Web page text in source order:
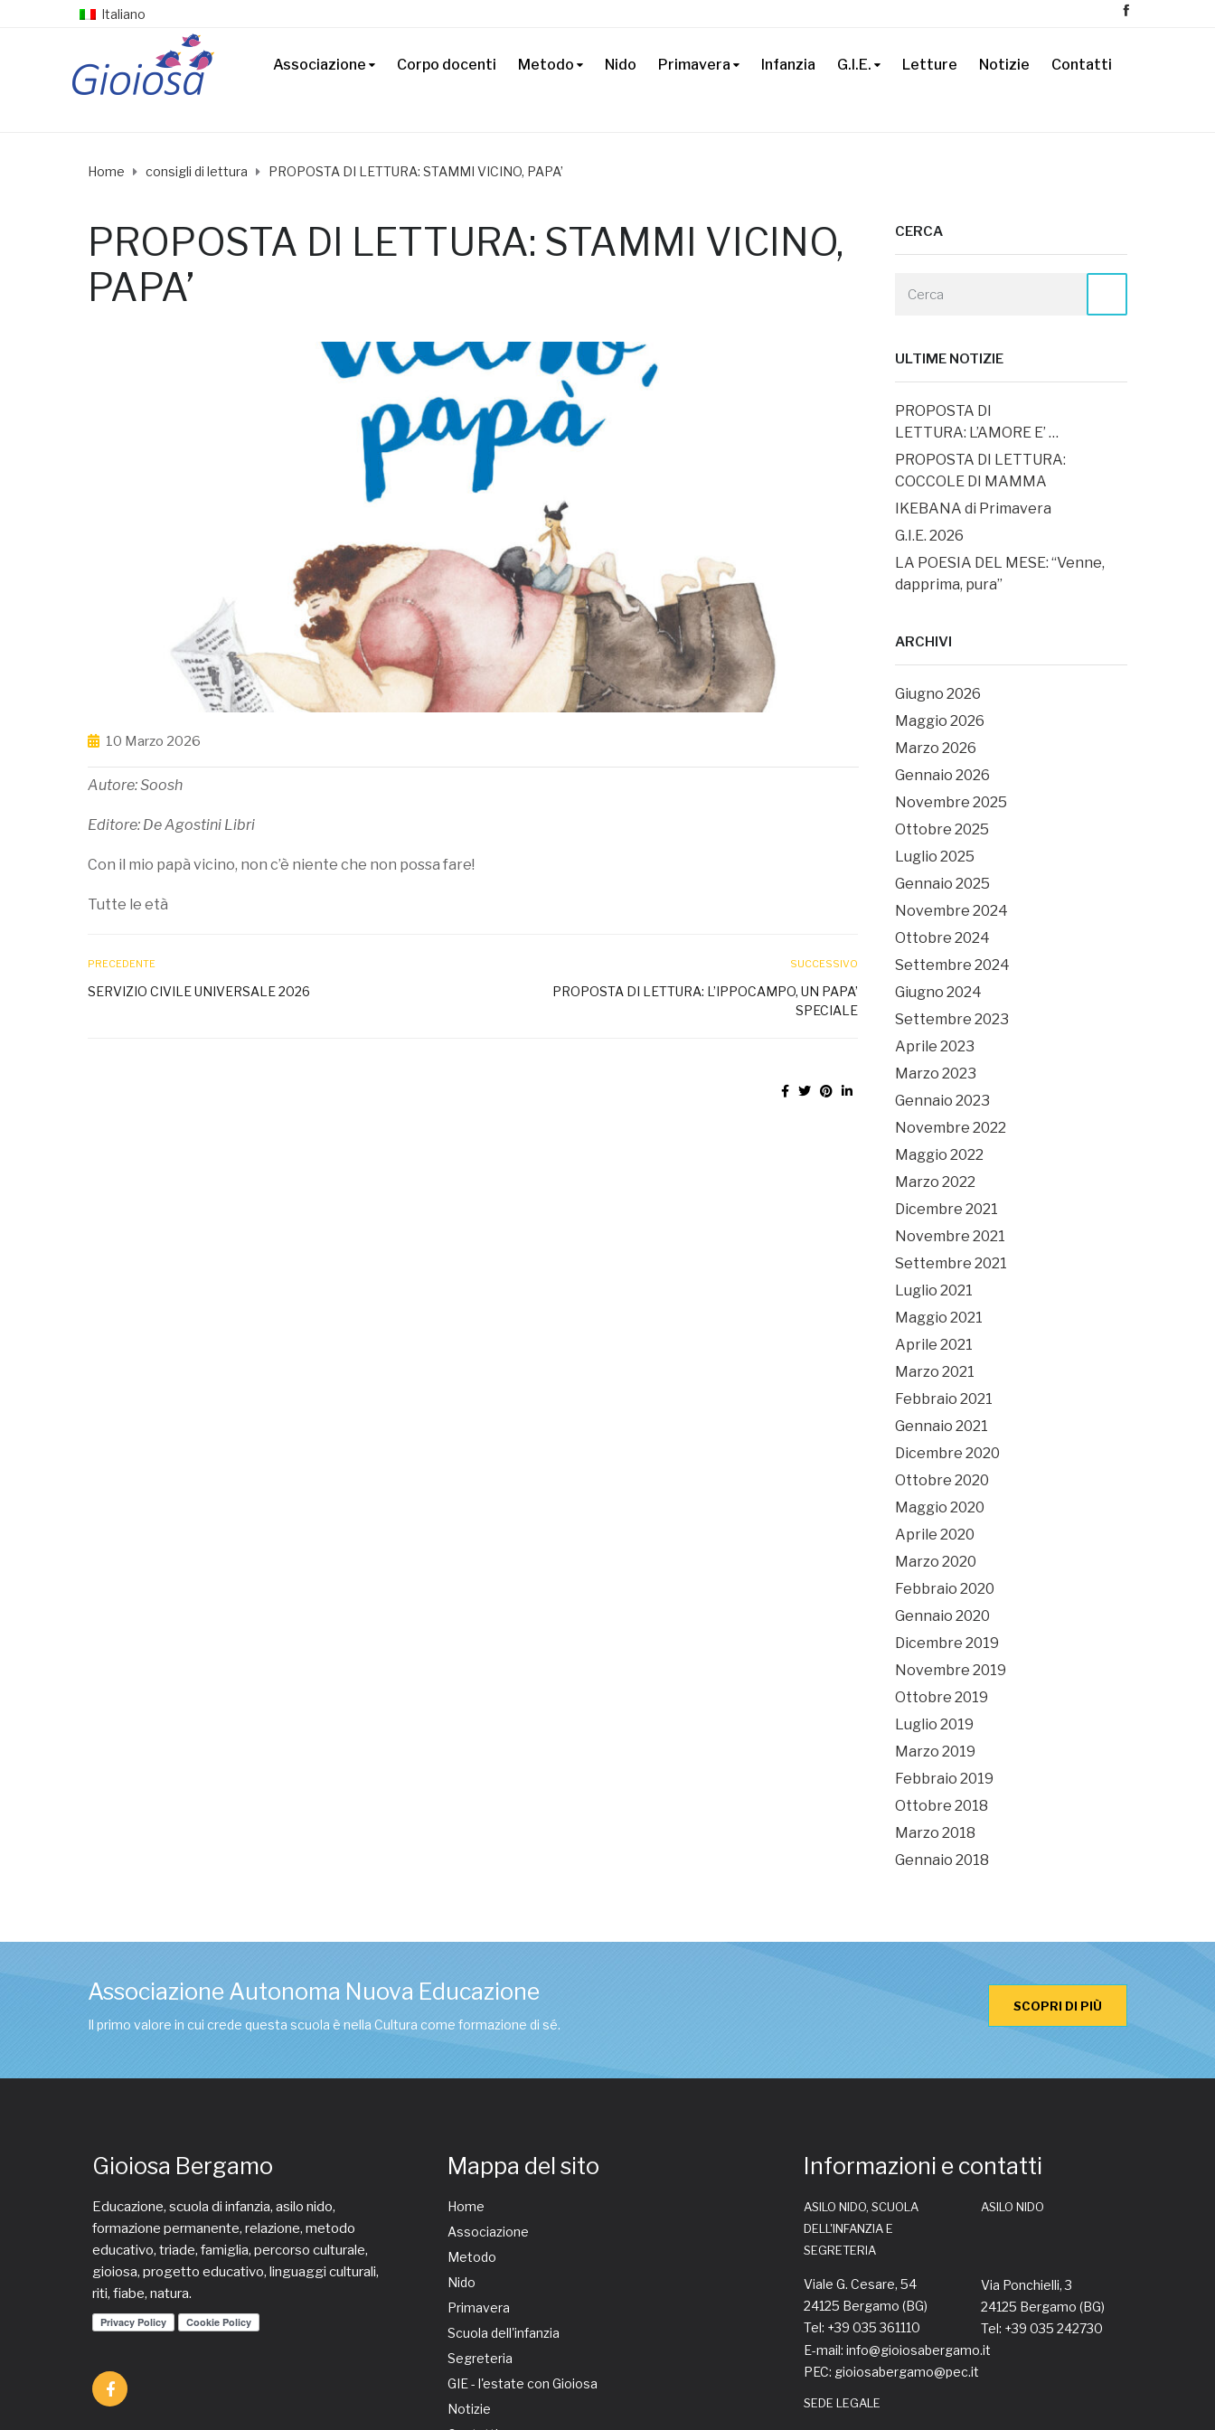
Italiano
Associazione Corpo docenti Metodo Nido Primavera Infanzia G.I.E. Letture Notizie Contatti
Home consigli di lettura PROPOSTA DI LETTURA: STAMMI VICINO, PAPA’
PROPOSTA DI LETTURA: STAMMI VICINO,
PAPA’
10 Marzo 2026
Autore: Soosh
Editore: De Agostini Libri
Con il mio papà vicino, non c’è niente che non possa fare!
Tutte le età
PRECEDENTE
SERVIZIO CIVILE UNIVERSALE 2026
SUCCESSIVO
PROPOSTA DI LETTURA: L’IPPOCAMPO, UN PAPA’
SPECIALE
CERCA
ULTIME NOTIZIE
PROPOSTA DI
LETTURA: L’AMORE E’ …
PROPOSTA DI LETTURA:
COCCOLE DI MAMMA
IKEBANA di Primavera
G.I.E. 2026
LA POESIA DEL MESE: “Venne,
dapprima, pura”
ARCHIVI
Giugno 2026
Maggio 2026
Marzo 2026
Gennaio 2026
Novembre 2025
Ottobre 2025
Luglio 2025
Gennaio 2025
Novembre 2024
Ottobre 2024
Settembre 2024
Giugno 2024
Settembre 2023
Aprile 2023
Marzo 2023
Gennaio 2023
Novembre 2022
Maggio 2022
Marzo 2022
Dicembre 2021
Novembre 2021
Settembre 2021
Luglio 2021
Maggio 2021
Aprile 2021
Marzo 2021
Febbraio 2021
Gennaio 2021
Dicembre 2020
Ottobre 2020
Maggio 2020
Aprile 2020
Marzo 2020
Febbraio 2020
Gennaio 2020
Dicembre 2019
Novembre 2019
Ottobre 2019
Luglio 2019
Marzo 2019
Febbraio 2019
Ottobre 2018
Marzo 2018
Gennaio 2018
Associazione Autonoma Nuova Educazione
Il primo valore in cui crede questa scuola è nella Cultura come formazione di sé.
SCOPRI DI PIÙ
Gioiosa Bergamo
Educazione, scuola di infanzia, asilo nido,
formazione permanente, relazione, metodo
educativo, triade, famiglia, percorso culturale,
gioiosa, progetto educativo, linguaggi culturali,
riti, fiabe, natura.
Mappa del sito
Home
Associazione
Metodo
Nido
Primavera
Scuola dell'infanzia
Segreteria
GIE - l'estate con Gioiosa
Notizie
Informazioni e contatti
ASILO NIDO, SCUOLA
DELL'INFANZIA E
SEGRETERIA
Viale G. Cesare, 54
24125 Bergamo (BG)
Tel: +39 035 361110
ASILO NIDO
Via Ponchielli, 3
24125 Bergamo (BG)
Tel: +39 035 242730
E-mail: info@gioiosabergamo.it
PEC: gioiosabergamo@pec.it
SEDE LEGALE